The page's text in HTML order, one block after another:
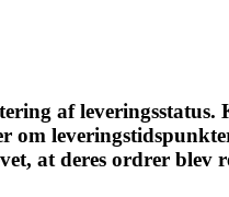
af
at deres ordrer blev